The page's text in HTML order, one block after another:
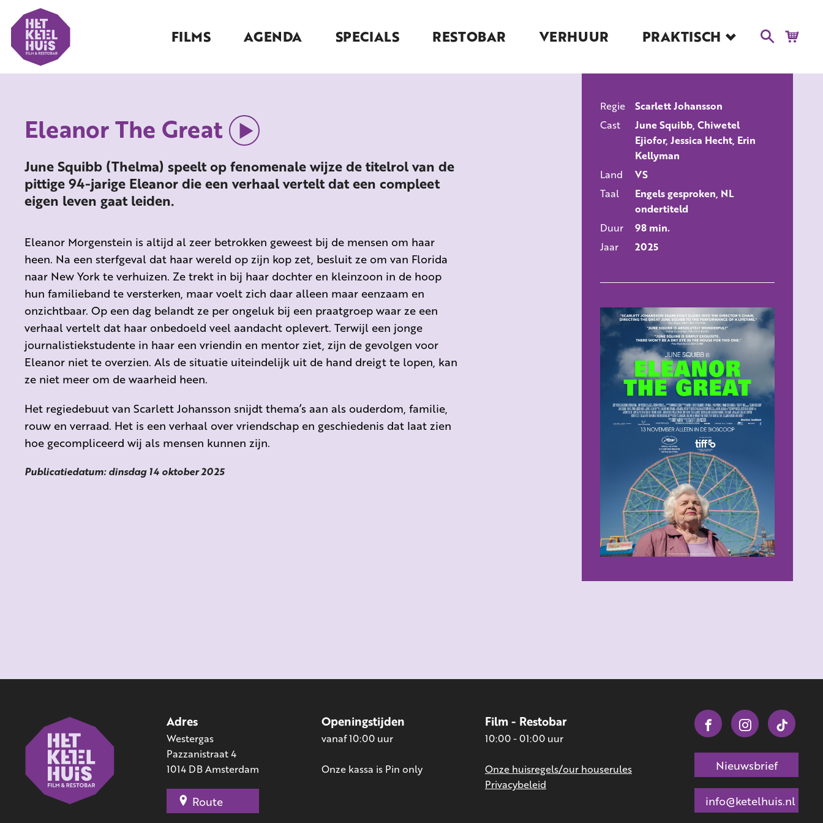
FILMS AGENDA SPECIALS RESTOBAR VERHUUR PRAKTISCH
Blog
Educatie
Kaartverkoop en
Tarieven
Over Het Ketelhuis
Vacatures
Eleanor The Great
June Squibb (Thelma) speelt op fenomenale wijze de titelrol van de
pittige 94-jarige Eleanor die een verhaal vertelt dat een compleet
eigen leven gaat leiden.
Eleanor Morgenstein is altijd al zeer betrokken geweest bij de mensen om haar
heen. Na een sterfgeval dat haar wereld op zijn kop zet, besluit ze om van Florida
naar New York te verhuizen. Ze trekt in bij haar dochter en kleinzoon in de hoop
hun familieband te versterken, maar voelt zich daar alleen maar eenzaam en
onzichtbaar. Op een dag belandt ze per ongeluk bij een praatgroep waar ze een
verhaal vertelt dat haar onbedoeld veel aandacht oplevert. Terwijl een jonge
journalistiekstudente in haar een vriendin en mentor ziet, zijn de gevolgen voor
Eleanor niet te overzien. Als de situatie uiteindelijk uit de hand dreigt te lopen, kan
ze niet meer om de waarheid heen.
Het regiedebuut van Scarlett Johansson snijdt thema’s aan als ouderdom, familie,
rouw en verraad. Het is een verhaal over vriendschap en geschiedenis dat laat zien
hoe gecompliceerd wij als mensen kunnen zijn.
Publicatiedatum: dinsdag 14 oktober 2025
ALLE FILMS
Regie
Scarlett Johansson
Cast
June Squibb, Chiwetel
Ejiofor, Jessica Hecht, Erin
Kellyman
Land
VS
Taal
Engels gesproken, NL
ondertiteld
Duur
98 min.
Jaar
2025
Adres
Westergas
Pazzanistraat 4
1014 DB Amsterdam
Route
Openingstijden
vanaf 10:00 uur
Onze kassa is Pin only
Film - Restobar
10:00 - 01:00 uur
Onze huisregels/our houserules
Privacybeleid
Nieuwsbrief
info@ketelhuis.nl